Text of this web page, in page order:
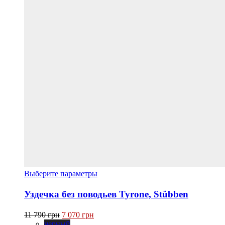
Выберите параметрыЭтот
имеет
несколько
Уздечка без поводьев Tyrone, Stübben
11 790грн Первоначальная
цена
7 070 грн